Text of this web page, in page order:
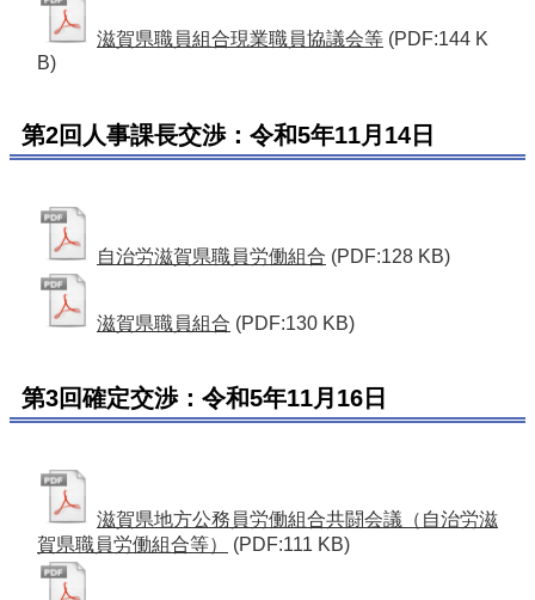
滋賀県職員組合現業職員協議会等 (PDF:144 K
B)
第2回人事課長交渉：令和5年11月14日
自治労滋賀県職員労働組合 (PDF:128 KB)
滋賀県職員組合 (PDF:130 KB)
第3回確定交渉：令和5年11月16日
滋賀県地方公務員労働組合共闘会議（自治労滋
賀県職員労働組合等）
(PDF:111 KB)